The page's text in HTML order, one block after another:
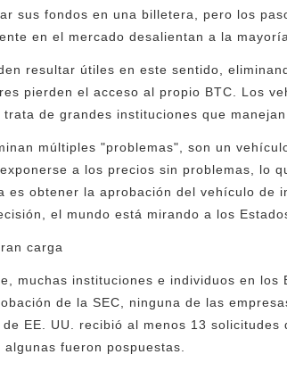
sus fondos en una billetera, pero los
en el mercado desalientan a la
resultar útiles en este sentido,
pierden el acceso al propio BTC. Los
de grandes instituciones que
múltiples "problemas", son un
a los precios sin problemas, lo
es obtener la aprobación del vehículo de
el mundo está mirando a los
carga
muchas instituciones e individuos en
de la SEC, ninguna de las
EE. UU. recibió al menos 13
fueron pospuestas.